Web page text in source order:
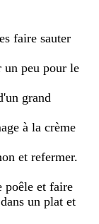
faire sauter
un peu pour le
grand
à la crème
et refermer.
poêle et faire
un plat et